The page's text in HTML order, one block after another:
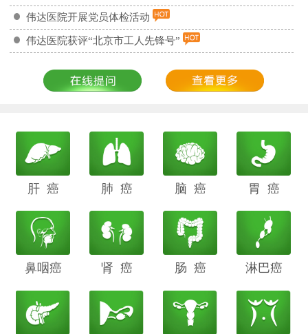
伟达医院开展党员体检活动
伟达医院获评“北京市工人先锋号”
肝 癌 阴道癌肺 癌 甲状腺癌
脑 癌 前列腺癌
胃 癌
鼻咽癌 胆管癌肾 癌
子宫内膜
癌
肠 癌 膀胱癌
淋巴癌